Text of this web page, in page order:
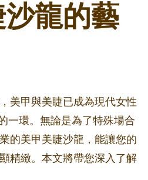
龍的藝
美甲與美睫已成為現代女性
一環。無論是為了特殊場合
的美甲美睫沙龍，能讓您的
精緻。本文將帶您深入了解